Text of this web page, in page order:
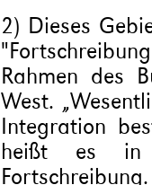
2) Dieses
Rahmen des
West.
Integration
heißt es in